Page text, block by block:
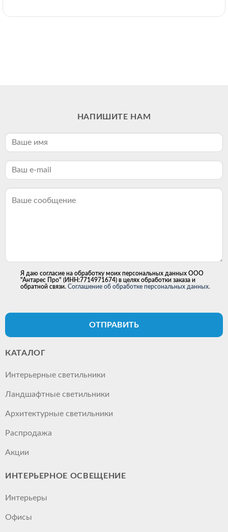
НАПИШИТЕ НАМ
Я даю согласие на обработку моих персональных данных ООО
"Антарес Про" (ИНН:7714971674) в целях обработки заказа и
обратной связи. Соглашение об обработке персональных данных.
ОТПРАВИТЬ
КАТАЛОГ
Интерьерные светильники
Ландшафтные светильники
Архитектурные светильники
Распродажа
Акции
ИНТЕРЬЕРНОЕ ОСВЕЩЕНИЕ
Интерьеры
Офисы